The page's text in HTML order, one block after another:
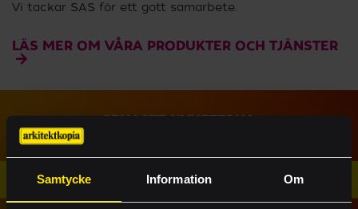
Samtycke Information Om
Vi tackar SAS för ett gott samarbete.
LÄS MER OM VÅRA PRODUKTER OCH TJÄNSTER
SENASTE NYHETERNA
E-handel